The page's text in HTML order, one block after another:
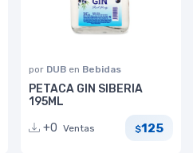
por DUB en Bebidas
PETACA GIN SIBERIA
195ML
+0 Ventas $125